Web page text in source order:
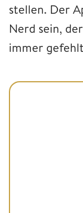
stellen. Der
Nerd sein,
immer